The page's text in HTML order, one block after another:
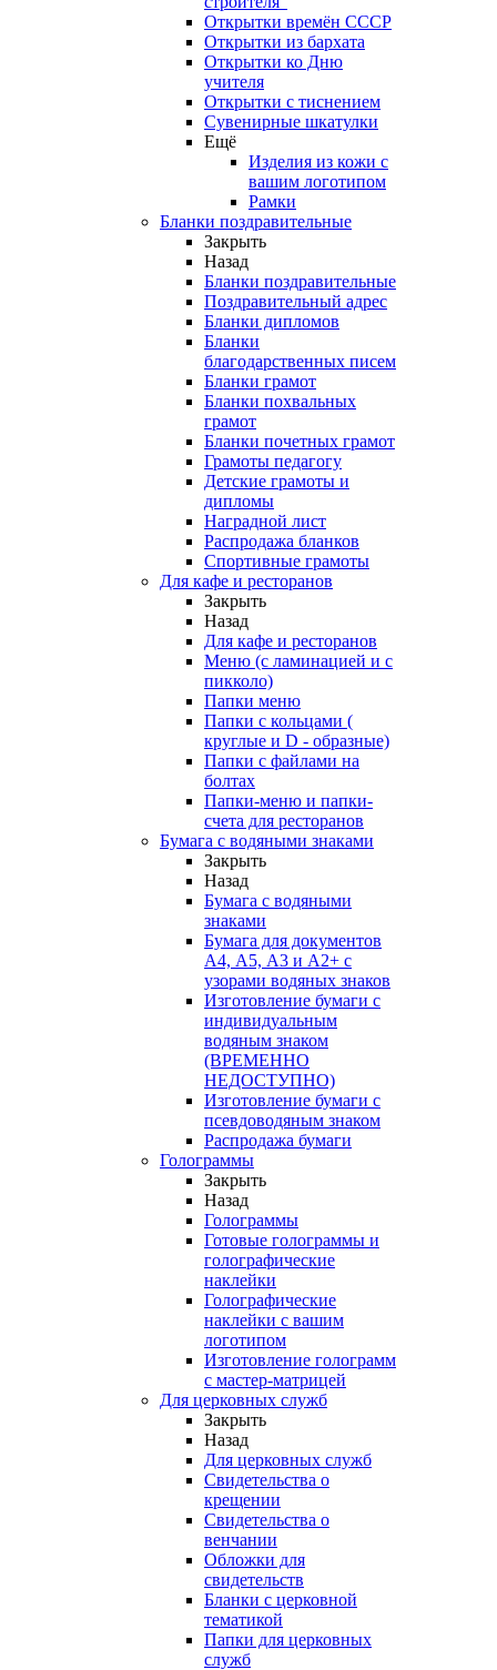
Открытки времён СССР
Открытки из бархата
Открытки ко Дню
учителя
Открытки с тиснением
Сувенирные шкатулки
Ещё
Изделия из кожи с
вашим логотипом
Рамки
Бланки поздравительные
Закрыть
Назад
Бланки поздравительные
Поздравительный адрес
Бланки дипломов
Бланки
благодарственных писем
Бланки грамот
Бланки похвальных
грамот
Бланки почетных грамот
Грамоты педагогу
Детские грамоты и
дипломы
Наградной лист
Распродажа бланков
Спортивные грамоты
Для кафе и ресторанов
Закрыть
Назад
Для кафе и ресторанов
Меню (с ламинацией и с
пикколо)
Папки меню
Папки с кольцами (
круглые и D - образные)
Папки с файлами на
болтах
Папки-меню и папки-
счета для ресторанов
Бумага с водяными знаками
Закрыть
Назад
Бумага с водяными
знаками
Бумага для документов
А4, А5, А3 и А2+ с
узорами водяных знаков
Изготовление бумаги с
индивидуальным
водяным знаком
(ВРЕМЕННО
НЕДОСТУПНО)
Изготовление бумаги с
псевдоводяным знаком
Распродажа бумаги
Голограммы
Закрыть
Назад
Голограммы
Готовые голограммы и
голографические
наклейки
Голографические
наклейки с вашим
логотипом
Изготовление голограмм
с мастер-матрицей
Для церковных служб
Закрыть
Назад
Для церковных служб
Свидетельства о
крещении
Свидетельства о
венчании
Обложки для
свидетельств
Бланки с церковной
тематикой
Папки для церковных
служб